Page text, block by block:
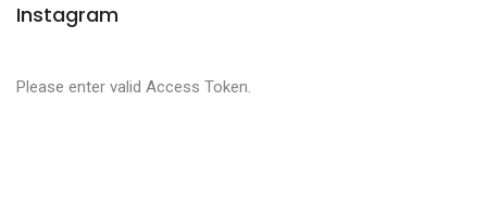
Instagram
Please enter valid Access Token.